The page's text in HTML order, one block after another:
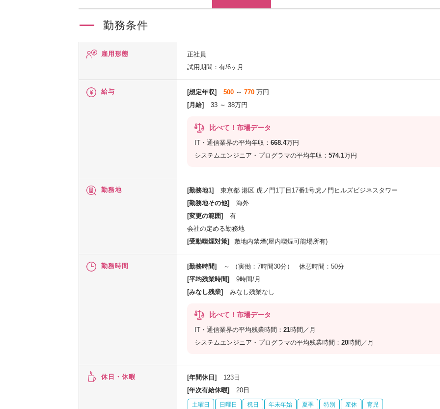
勤務条件
雇用形態
正社員
試用期間：有/6ヶ月
給与 [想定年収] 500 ～ 770 万円
[月給]
33 ～ 38万円
比べて！市場データ
IT・通信業界の平均年収： 668.4万円
システムエンジニア・プログラマの平均年収： 574.1万円
勤務地 [勤務地1]
東京都 港区 虎ノ門1丁目17番1号虎ノ門ヒルズビジネスタワー
[勤務地その他]
海外
[変更の範囲]
有
会社の定める勤務地
[受動喫煙対策]
敷地内禁煙(屋内喫煙可能場所有)
勤務時間 [勤務時間]
～ （実働：7時間30分） 休憩時間：50分
[平均残業時間]
9時間/月
[みなし残業]
みなし残業なし
比べて！市場データ
IT・通信業界の平均残業時間： 21時間／月
システムエンジニア・プログラマの平均残業時間： 20時間／月
休日・休暇 [年間休日]
123日
[年次有給休暇]
20日
土曜日 日曜日 祝日 年末年始 夏季 特別 産休 育児